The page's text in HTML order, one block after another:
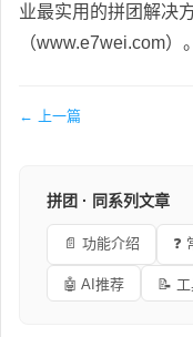
业最实用的拼团解决
（www.e7wei.com）。
← 上一篇
拼团 · 同系列文章
📄 功能介绍 ❓
🤖 AI推荐 📝